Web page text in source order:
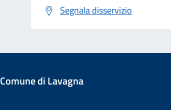
Segnala disservizio
Comune di Lavagna